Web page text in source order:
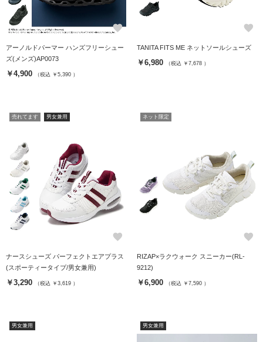
favorite
アーノルドパーマー ハンズフリーシュー
ズ(メンズ)AP0073
￥4,900 （税込 ￥5,390 ）
favorite
TANITA FITS ME ネットソールシューズ
￥6,980 （税込 ￥7,678 ）
売れてます 男女兼用
favorite
ナースシューズ パーフェクトエアプラス
(スポーティータイプ/男女兼用)
￥3,290 （税込 ￥3,619 ）
ネット限定
favorite
RIZAP×ラクウォーク スニーカー(RL-
9212)
￥6,900 （税込 ￥7,590 ）
男女兼用 男女兼用